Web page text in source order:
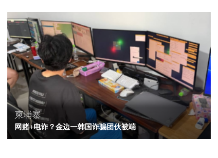
柬埔寨
网赌+电诈？金边一韩国诈骗团伙被端